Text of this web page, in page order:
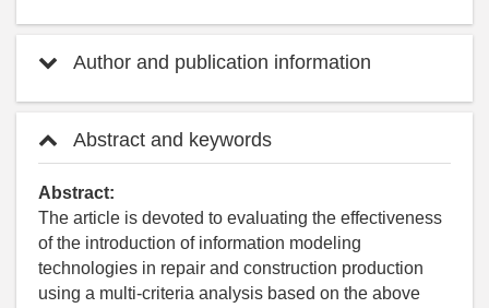
Author and publication information
Abstract and keywords
Abstract:
The article is devoted to evaluating the effectiveness
of the introduction of information modeling
technologies in repair and construction production
using a multi-criteria analysis based on the above